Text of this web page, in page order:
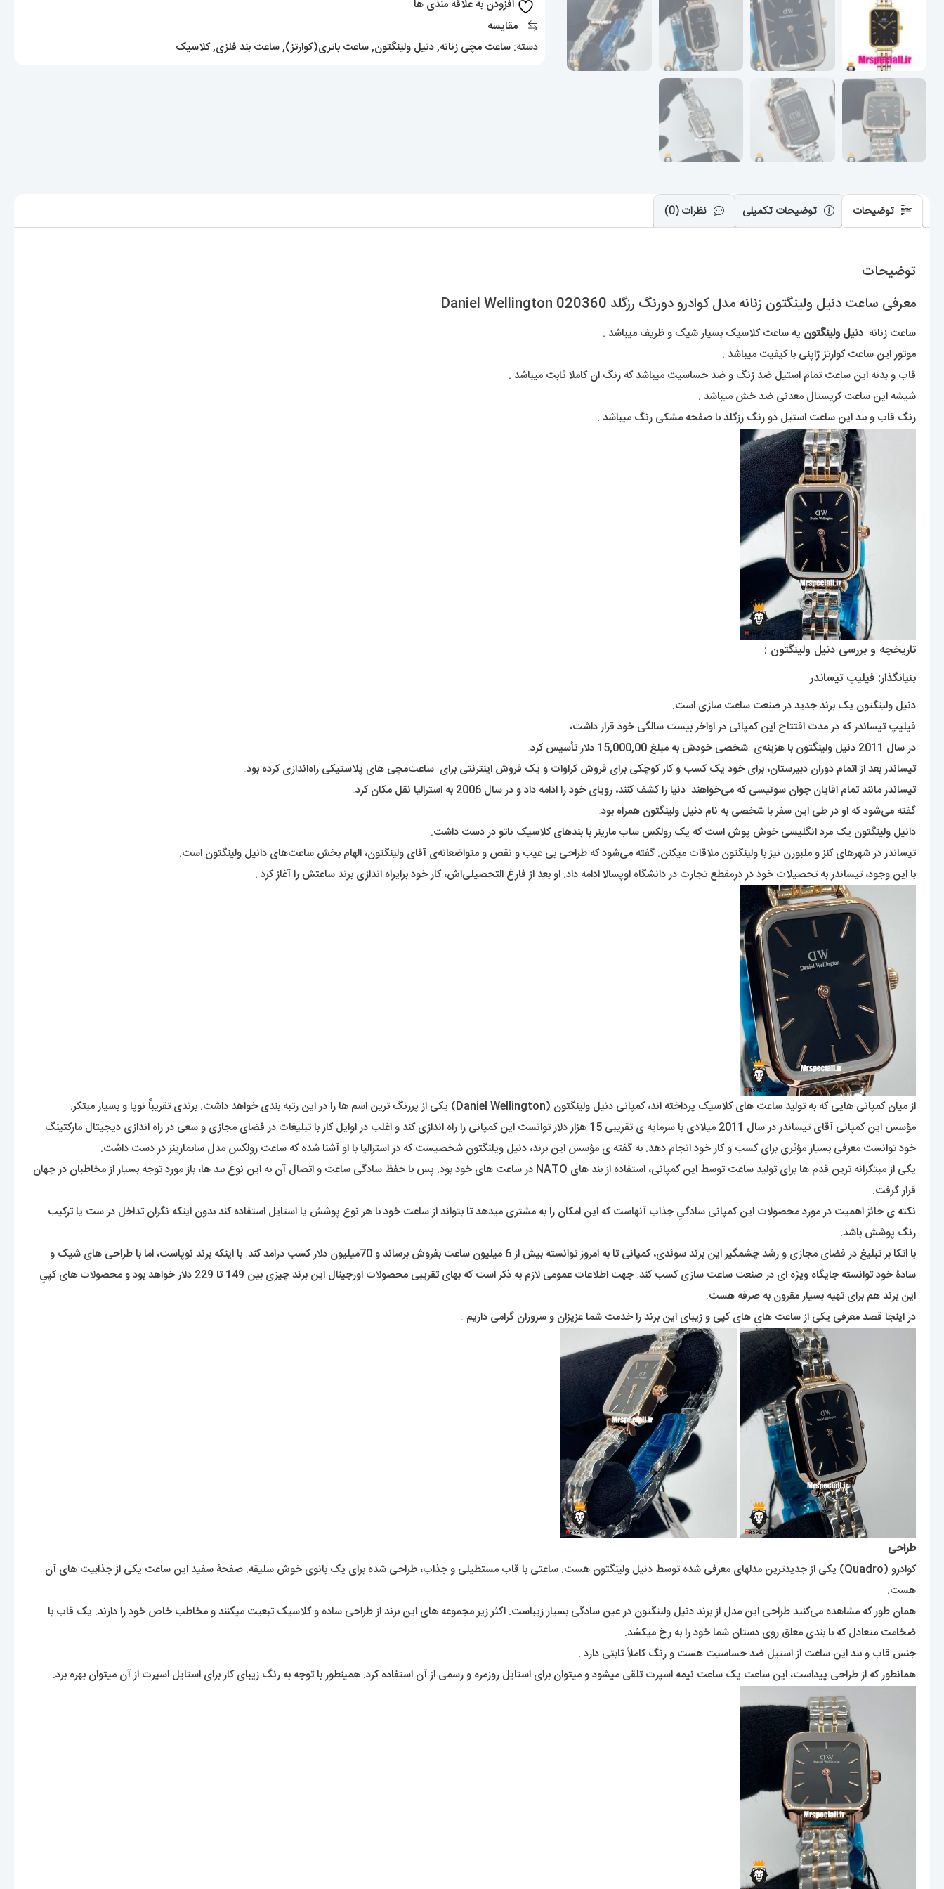
رزگلد
افزودن به علاقه مندی ها
مقایسه
دسته: ساعت مچی زنانه,دنیل ولینگتون,ساعت باتری(کوارتز),ساعت بند فلزی,کلاسیک
توضیحات توضیحات تکمیلی نظرات (0)
توضیحات
معرفی ساعت دنیل ولینگتون زنانه مدل کوادرو دورنگ رزگلد Daniel Wellington 020360
ساعت زنانه دنیل ولینگتون یه ساعت کلاسیک بسیار شیک و ظریف میباشد .
موتور این ساعت کوارتز ژاپنی با کیفیت میباشد .
قاب و بدنه این ساعت تمام استیل ضد زنگ و ضد حساسیت میباشد که رنگ ان کاملا ثابت میباشد .
شیشه این ساعت کریستال معدنی ضد خش میباشد .
رنگ قاب و بند این ساعت استیل دو رنگ رزگلد با صفحه مشکی رنگ میباشد .
تاریخچه و بررسی دنیل ولینگتون :
بنیانگذار: فیلیپ تیساندر
دنیل ولینگتون یک برند جدید در صنعت ساعت سازی است.
فیلیپ تیساندر که در مدت افتتاح این کمپانی در اواخر بیست سالگی خود قرار داشت،
در سال 2011 دنیل ولینگتون با هزینه‌ی شخصی خودش به مبلغ 15,000,00 دلار تأسیس کرد.
تیساندر بعد از اتمام دوران دبیرستان، برای خود یک کسب و کار کوچکی برای فروش کراوات و یک فروش اینترنتی برای ساعت‌مچی های پلاستیکی راه‌اندازی کرده بود.
تیساندر مانند تمام اقایان جوان سوئیسی که می‌خواهند دنیا را کشف کنند، رویای خود را ادامه داد و در سال 2006 به استرالیا نقل مکان کرد.
گفته می‌شود که او در طی این سفر با شخصی به نام دنیل ولینگتون همراه بود.
دانیل ولینگتون یک مرد انگلیسی خوش پوش است که یک رولکس ساب مارینر با بندهای کلاسیک ناتو در دست داشت.
تیساندر در شهرهای کنز و ملبورن نیز با ولینگتون ملاقات میکنن. گفته می‌شود که طراحی بی عیب و نقص و متواضعانه‌ی آقای ولینگتون، الهام بخش ساعت‌های دانیل ولینگتون است.
با این وجود، تیساندر به تحصیلات خود در درمقطع تجارت در دانشگاه اوپسالا ادامه داد. او بعد از فارغ التحصیلی‌اش، کار خود برایراه اندازی برند ساعتش را آغاز کرد .
از میان کمپانی هایی که به تولید ساعت های کلاسیک پرداخته اند، کمپانی دنیل ولینگتون (Daniel Wellington) یکی از پررنگ ترین اسم ها را در این رتبه بندی خواهد داشت. برندی تقریباً نوپا و بسیار مبتکر.
مؤسس این کمپانی آقای تیساندر در سال 2011 میلادی با سرمایه ی تقریبی 15 هزار دلار توانست این کمپانی را راه اندازی کند و اغلب در اوایل کار با تبلیغات در فضای مجازی و سعی در راه اندازی دیجیتال مارکتینگ
خود توانست معرفی بسیار مؤثری برای کسب و کار خود انجام دهد. به گفته ی مؤسس این برند، دنیل ویلنگتون شخصیست که در استرالیا با او آشنا شده که ساعت رولکس مدل سابمارینر در دست داشت.
یکی از مبتکرانه ترین قدم ها برای تولید ساعت توسط این کمپانی، استفاده از بند های NATO در ساعت های خود بود. پس با حفظ سادگی ساعت و اتصال آن به این نوع بند ها، باز مورد توجه بسیار از مخاطبان در جهان
قرار گرفت.
نکته ی حائز اهمیت در مورد محصولات این کمپانی سادگیِ جذاب آنهاست که این امکان را به مشتری میدهد تا بتواند از ساعت خود با هر نوع پوشش یا استایل استفاده کند بدون اینکه نگران تداخل در ست یا ترکیب
رنگ پوشش باشد.
با اتکا بر تبلیغ در فضای مجازی و رشد چشمگیر این برند سوئدی، کمپانی تا به امروز توانسته بیش از 6 میلیون ساعت بفروش برساند و 70میلیون دلار کسب درامد کند. با اینکه برند نوپاست، اما با طراحی های شیک و
سادۀ خود توانسته جایگاه ویژه ای در صنعت ساعت سازی کسب کند. جهت اطلاعات عمومی لازم به ذکر است که بهای تقریبی محصولات اورجینال این برند چیزی بین 149 تا 229 دلار خواهد بود و محصولات های کپیِ
این برند هم برای تهیه بسیار مقرون به صرفه هست.
در اینجا قصد معرفی یکی از ساعت هایِ های کپی و زیبای این برند را خدمت شما عزیزان و سروران گرامی داریم .
طراحی
کوادرو (Quadro) یکی از جدیدترین مدلهای معرفی شده توسط دنیل ولینگتون هست. ساعتی با قاب مستطیلی و جذاب، طراحی شده برای یک بانوی خوش سلیقه. صفحۀ سفید این ساعت یکی از جذابیت های آن
هست.
همان طور که مشاهده می‌کنید طراحی این مدل از برند دنیل ولینگتون در عین سادگی بسیار زیباست. اکثر زیر مجموعه های این برند از طراحی ساده و کلاسیک تبعیت میکنند و مخاطب خاص خود را دارند. یک قاب با
ضخامت متعادل که با بندی معلق روی دستان شما خود را به رخ میکشد.
جنس قاب و بند این ساعت از استیل ضد حساسیت هست و رنگ کاملاً ثابتی دارد .
همانطور که از طراحی پیداست، این ساعت یک ساعت نیمه اسپرت تلقی میشود و میتوان برای استایل روزمره و رسمی از آن استفاده کرد. همینطور با توجه به رنگ زیبای کار برای استایل اسپرت از آن میتوان بهره برد.